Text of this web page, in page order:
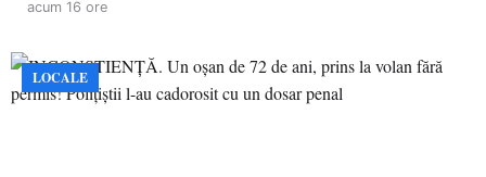
acum 16 ore
LOCALE